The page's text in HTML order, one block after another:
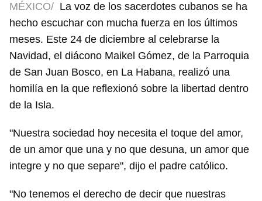
MÉXICO/ La voz de los sacerdotes cubanos se ha
hecho escuchar con mucha fuerza en los últimos
meses. Este 24 de diciembre al celebrarse la
Navidad, el diácono Maikel Gómez, de la Parroquia
de San Juan Bosco, en La Habana, realizó una
homilía en la que reflexionó sobre la libertad dentro
de la Isla.
"Nuestra sociedad hoy necesita el toque del amor,
de un amor que una y no que desuna, un amor que
integre y no que separe", dijo el padre católico.
"No tenemos el derecho de decir que nuestras